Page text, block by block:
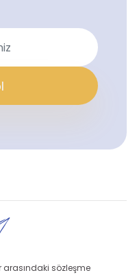
sözleşme